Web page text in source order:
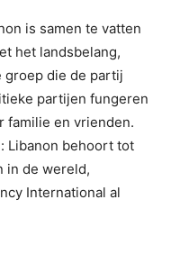
is samen te vatten
het landsbelang,
groep die de partij
partijen fungeren
familie en vrienden.
Libanon behoort tot
in de wereld,
International al